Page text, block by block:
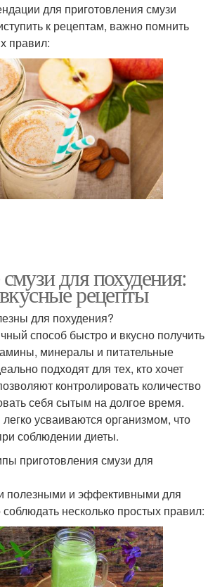
для приготовления смузи
к рецептам, важно помнить
правил:
для похудения:
рецепты
для похудения?
способ быстро и вкусно получить
минералы и питательные
подходят для тех, кто хочет
контролировать количество
себя сытым на долгое время.
усваиваются организмом, что
соблюдении диеты.
приготовления смузи для
полезными и эффективными для
несколько простых правил: